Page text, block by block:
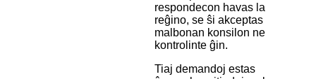
respondecon havas la
reĝino, se ŝi akceptas
malbonan konsilon ne
kontrolinte ĝin.
Tiaj demandoj estas